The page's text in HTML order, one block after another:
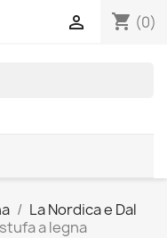
shopping_cart (0)

La Nordica e Dal
a legna